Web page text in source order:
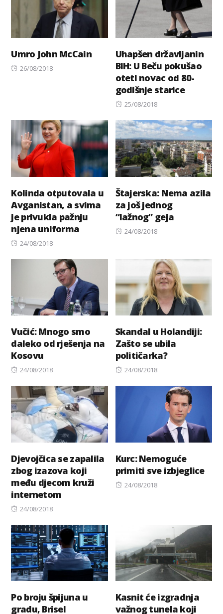
Umro John McCain
Posted
26/08/2018
Uhapšen državljanin
BiH: U Beču pokušao
oteti novac od 80-
godišnje starice
Posted
25/08/2018
Kolinda otputovala u
Avganistan, a svima
je privukla pažnju
njena uniforma
Posted
24/08/2018
Štajerska: Nema azila
za još jednog
“lažnog” geja
Posted
24/08/2018
Vučić: Mnogo smo
daleko od rješenja na
Kosovu
Posted
24/08/2018
Skandal u Holandiji:
Zašto se ubila
političarka?
Posted
24/08/2018
Djevojčica se zapalila
zbog izazova koji
među djecom kruži
internetom
Posted
24/08/2018
Kurc: Nemoguće
primiti sve izbjeglice
Posted
24/08/2018
Po broju špijuna u
gradu, Brisel
Kasnit će izgradnja
važnog tunela koji